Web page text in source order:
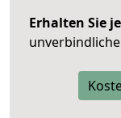
Erhalten Sie